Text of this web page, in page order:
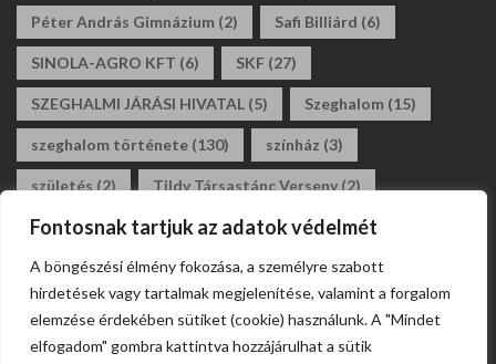
Fontosnak tartjuk az adatok védelmét
A böngészési élmény fokozása, a személyre szabott
hirdetések vagy tartalmak megjelenítése, valamint a forgalom
elemzése érdekében sütiket (cookie) használunk. A "Mindet
elfogadom" gombra kattintva hozzájárulhat a sütik
Péter András Gimnázium (2) Safi Billiárd (6)
SINOLA-AGRO KFT (6) SKF (27)
SZEGHALMI JÁRÁSI HIVATAL (5) Szeghalom (15)
szeghalom története (130) színház (3)
születés (2) Tildy Társastánc Verseny (2)
tildy zoltán általános iskola(3) tánc(2)
társastánc(2) állásajánlat (2) álláshirdetés